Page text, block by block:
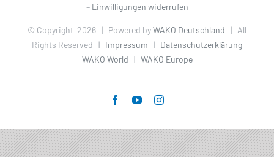
– Einwilligungen widerrufen
© Copyright 2026 | Powered byWAKO Deutschland | All
Rights Reserved | Impressum | Datenschutzerklärung
WAKO World | WAKO Europe
FacebookYouTubeInstagram